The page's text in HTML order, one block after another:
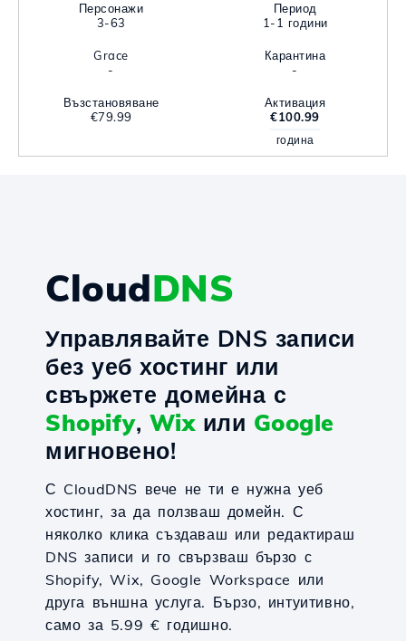
Персонажи
3-63
Период
1-1 години
Grace
-
Карантина
-
Възстановяване
€79.99
Активация
€100.99
година
CloudDNS
Управлявайте DNS записи
без уеб хостинг или
свържете домейна с
Shopify, Wixили Google
мигновено!
С CloudDNS вече не ти е нужна уеб
хостинг, за да ползваш домейн. С
няколко клика създаваш или редактираш
DNS записи и го свързваш бързо с
Shopify, Wix, Google Workspace или
друга външна услуга. Бързо, интуитивно,
само за 5.99 € годишно.